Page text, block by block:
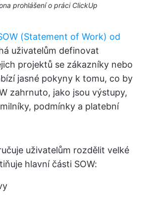
prohlášení o práci ClickUp
(Statement of Work) od
uživatelům definovat
projektů se zákazníky nebo
jasné pokyny k tomu, co by
zahrnuto, jako jsou výstupy,
podmínky a platební
uživatelům rozdělit velké
hlavní části SOW: